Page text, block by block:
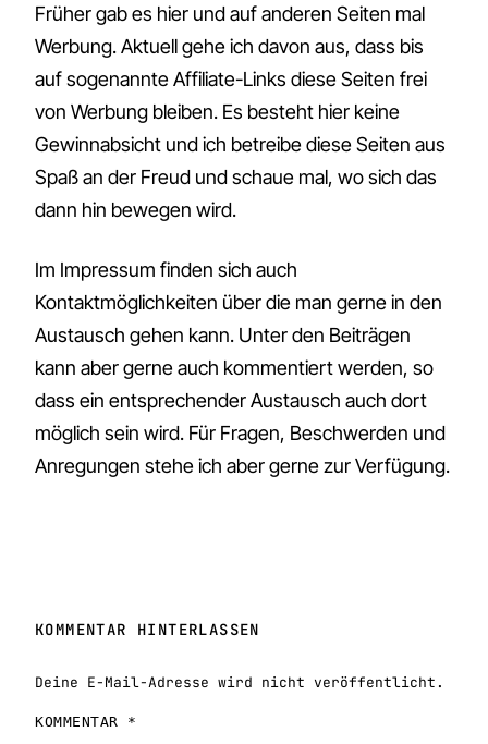
Früher gab es hier und auf anderen Seiten mal
Werbung. Aktuell gehe ich davon aus, dass bis
auf sogenannte Affiliate-Links diese Seiten frei
von Werbung bleiben. Es besteht hier keine
Gewinnabsicht und ich betreibe diese Seiten aus
Spaß an der Freud und schaue mal, wo sich das
dann hin bewegen wird.
Im Impressum finden sich auch
Kontaktmöglichkeiten über die man gerne in den
Austausch gehen kann. Unter den Beiträgen
kann aber gerne auch kommentiert werden, so
dass ein entsprechender Austausch auch dort
möglich sein wird. Für Fragen, Beschwerden und
Anregungen stehe ich aber gerne zur Verfügung.
KOMMENTAR HINTERLASSEN
Deine E-Mail-Adresse wird nicht veröffentlicht.
KOMMENTAR *